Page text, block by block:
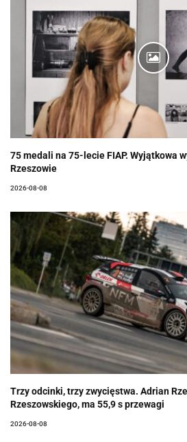
75 medali na 75-lecie FIAP. Wyjątkowa
Rzeszowie
2026-08-08
Trzy odcinki, trzy zwycięstwa. Adrian
Rzeszowskiego, ma 55,9 s przewagi
2026-08-08